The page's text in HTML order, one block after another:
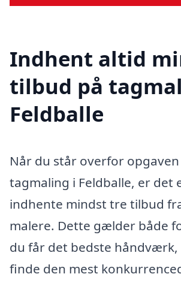
Indhent altid
tilbud på
Feldballe
Når du står overfor
tagmaling i Feldballe, er det
indhente mindst tre tilbud
malere. Dette gælder både
du får det bedste
finde den mest